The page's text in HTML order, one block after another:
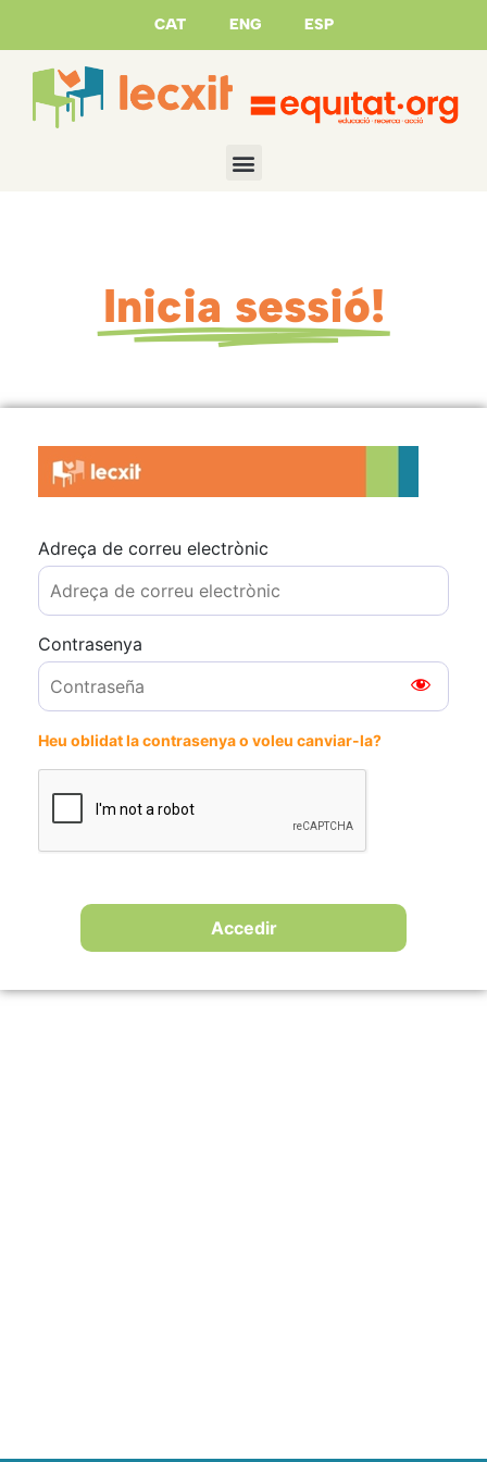
CAT ENG ESP
Inicia sessió!
Adreça de correu electrònic
Contrasenya
Heu oblidat la contrasenya o voleu canviar-la?